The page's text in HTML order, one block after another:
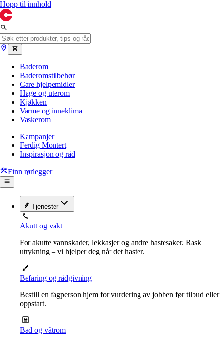
Hopp til innhold
Baderom
Baderomstilbehør
Care hjelpemidler
Hage og uterom
Kjøkken
Varme og inneklima
Vaskerom
Kampanjer
Ferdig Montert
Inspirasjon og råd
Finn rørlegger
Tjenester
Akutt og vakt
For akutte vannskader, lekkasjer og andre hastesaker. Rask
utrykning – vi hjelper deg når det haster.
Befaring og rådgivning
Bestill en fagperson hjem for vurdering av jobben før tilbud eller
oppstart.
Bad og våtrom